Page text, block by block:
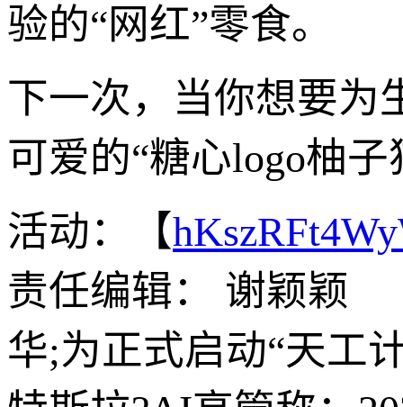
验的“网红”零食。
下一次，当你想要为
可爱的“糖心logo柚
活动：【
责任编辑： 谢颖颖
华;为正式启动“天工